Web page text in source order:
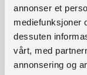
annonser et
mediefunksjoner
dessuten
vårt, med
annonsering og
At en
større gruppe
får tilgang til
potensielle
uavhengig om